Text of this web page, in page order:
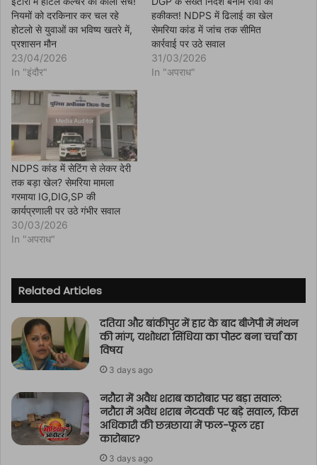
n
e
w
w
i
n
d
o
)
नियमों को दरकिनार कर चल रहे
होटलो से युवाओं का भविष्य खतरे में,
प्रशासन मौन
23/04/2026
In "इंदौर"
हकीकत! NDPS में ढिलाई का खेल
सेमरिया कांड में जांच तक सीमित
कार्रवाई पर उठे सवाल
31/03/2026
In "अपराध"
NDPS कांड में सेटिंग से लेकर देरी
तक बड़ा खेल? सेमरिया मामला
गरमाया IG,DIG,SP की
कार्यप्रणाली पर उठे गंभीर सवाल
30/03/2026
In "अपराध"
Related Articles
दतिया और बांकीपुर में हार के बाद बीजेपी में मंथन
की मांग, यशोधरा सिंधिया का पोस्ट बना चर्चा का
विषय
3 days ago
नरौरा में अवैध शराब कारोबार पर बड़ा सवाल:
नरौरा में अवैध शराब नेटवर्क पर बड़े सवाल, किस
अधिकारी की छत्रछाया में फल-फूल रहा
कारोबार?
3 days ago